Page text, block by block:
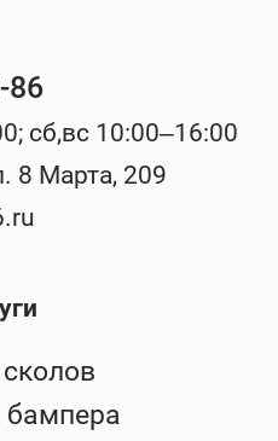
бампера
86
сб,вс 10:00–16:00
8 Марта, 209